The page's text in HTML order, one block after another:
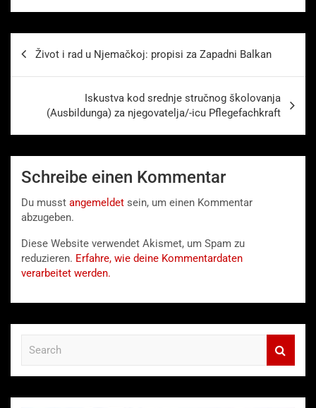
Beitragsnavigation
Život i rad u Njemačkoj: propisi za Zapadni Balkan
Iskustva kod srednje stručnog školovanja
(Ausbildunga) za njegovatelja/-icu Pflegefachkraft
Schreibe einen Kommentar
Du musst angemeldet sein, um einen Kommentar
abzugeben.
Diese Website verwendet Akismet, um Spam zu
reduzieren. Erfahre, wie deine Kommentardaten
verarbeitet werden.
c